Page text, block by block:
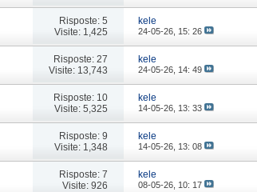
Risposte: 5
Visite: 1,425
kele
24-05-26, 15: 26
Risposte: 27
Visite: 13,743
kele
24-05-26, 14: 49
Risposte: 10
Visite: 5,325
kele
14-05-26, 13: 33
Risposte: 9
Visite: 1,348
kele
14-05-26, 13: 08
Risposte: 7
Visite: 926
kele
08-05-26, 10: 17